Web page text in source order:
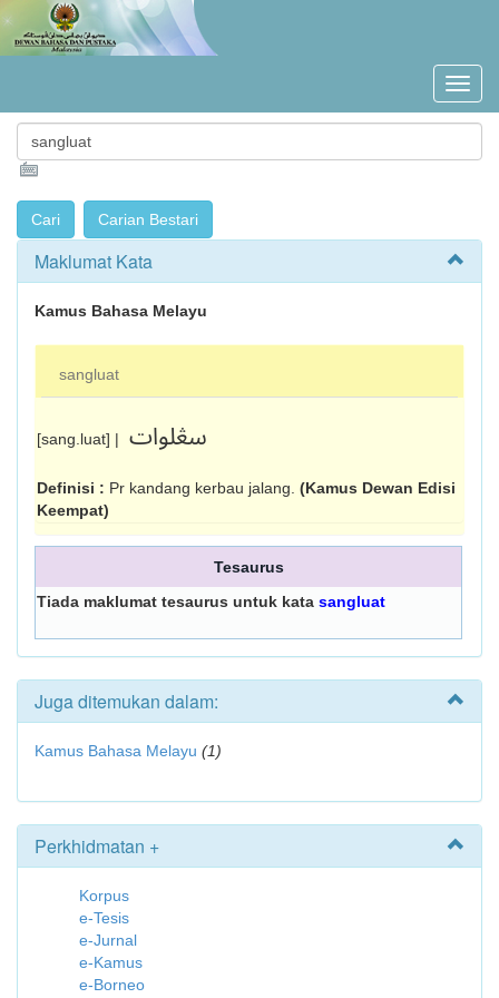
Maklumat Kata
Kamus Bahasa Melayu
sangluat
[sang.luat] | سڠلوات
Definisi : Pr kandang kerbau jalang. (Kamus Dewan Edisi
Keempat)
Tesaurus
Tiada maklumat tesaurus untuk kata sangluat
Juga ditemukan dalam:
Kamus Bahasa Melayu (1)
Perkhidmatan +
Korpus
e-Tesis
e-Jurnal
e-Kamus
e-Borneo